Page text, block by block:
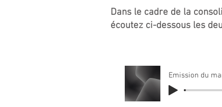
Dans le cadre de la
écoutez ci-dessous les
Emission du